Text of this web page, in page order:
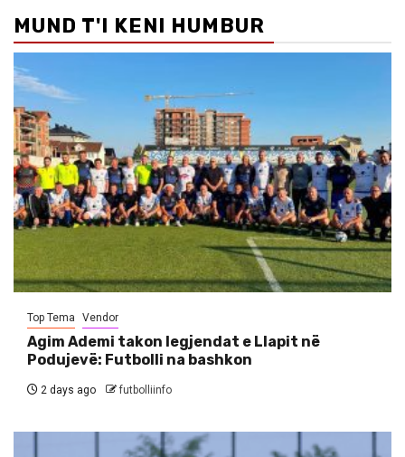
MUND T'I KENI HUMBUR
Top Tema Vendor
Agim Ademi takon legjendat e Llapit në
Podujevë: Futbolli na bashkon
2 days ago futbolliinfo